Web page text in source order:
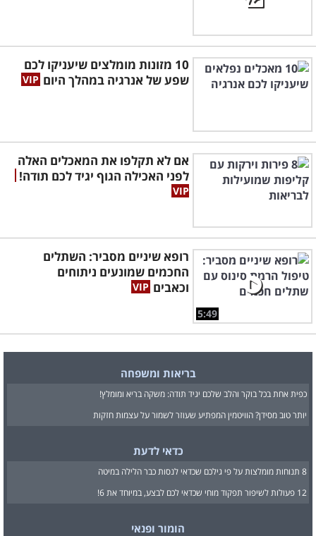
10 מזונות מומלצים שיעניקו לכם
שפע של אנרגיה במהלך היום
אם לא תקלפו את המאכלים האלה
לפני האכילה הגוף יגיד לכם תודה!
5:49
רופא שיניים מסביר: השתלים
החכמים שמונעים ניתוחים
וכאבים
בריאות ומשפחה
כפית אחת בכל בוקר והלב שלכם יגיד תודה: משקה בריא ומומלץ!
יותר טוב מסידן? הוויטמין המפתיע שעוזר לשמור על עצמות חזקות
כדאי לדעת
8 תנוחות מומלצות על פי גילכם שכדאי לנסות כבר הלילה במיטה
12 פעולות לשיפור תפקוד מוחי שכדאי לכם לבצע, במיוחד את 6!
הומור ופנאי